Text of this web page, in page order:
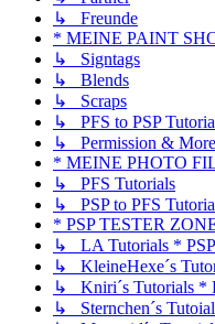
↳ Freunde
* MEINE PAINT
↳ Signtags
↳ Blends
↳ Scraps
↳ PFS to PSP
↳ Permission &
* MEINE PHOTO
↳ PFS Tutorials
↳ PSP to PFS
* PSP TESTER
↳ LA Tutorials *
↳ KleineHexe´s
↳ Kniri´s Tutorials *
↳ Sternchen´s